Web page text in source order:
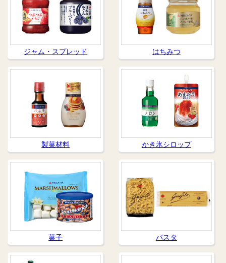
ジャム・スプレッド はちみつ
製菓材料 かき氷シロップ
菓子 パスタ